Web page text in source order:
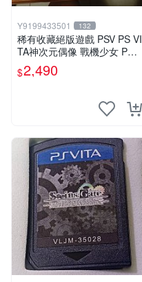
Y9199433501 132
稀有收藏絕版遊戲 PSV PS VI
TA神次元偶像 戰機少女 PP
限定版 日版周邊
$2,490